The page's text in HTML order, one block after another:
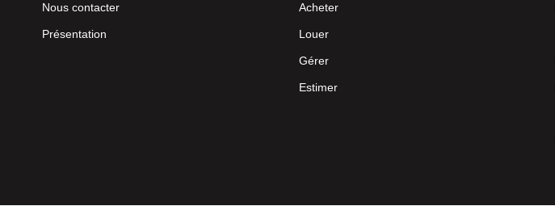
Nous contacter
Présentation
Acheter
Louer
Gérer
Estimer